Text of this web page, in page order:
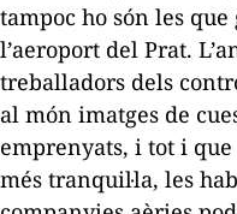
tampoc ho són les
l’aeroport del Prat.
treballadors dels
al món imatges de
emprenyats, i tot i
més tranquil·la, les